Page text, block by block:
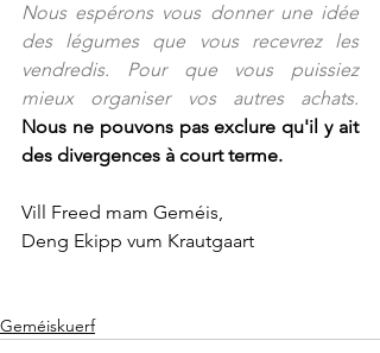
Nous espérons vous donner une idée
des légumes que vous recevrez les
vendredis. Pour que vous puissiez
Nous ne pouvons pas exclure qu'il y ait
des divergences à court terme.
Vill Freed mam Geméis,
Deng Ekipp vum Krautgaart
Geméiskuerf